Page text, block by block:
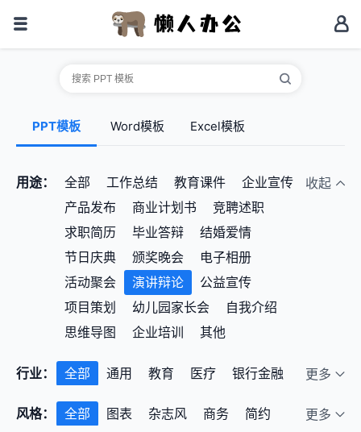
PPT模板 Word模板 Excel模板
用途： 全部 工作总结 教育课件
企业宣传
产品发布
商业计划书
竞聘述职
求职简历
毕业答辩
结婚爱情
节日庆典
颁奖晚会
电子相册
活动聚会
演讲辩论
公益宣传
项目策划
幼儿园家长会
自我介绍
思维导图
企业培训 其他
收起
行业： 全部 通用 教育 医疗
银行金融
保险证券
房产建筑
装修设计 广告策划
交通
更多
风格： 全部 图表 杂志风 商务
简约
更多